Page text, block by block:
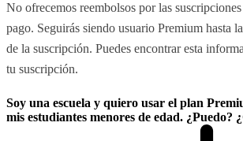
No ofrecemos reembolsos por las
pago. Seguirás siendo usuario Premium hasta
de la suscripción. Puedes encontrar esta
tu suscripción.
Soy una escuela y quiero usar el plan
mis estudiantes menores de edad. ¿Puedo?